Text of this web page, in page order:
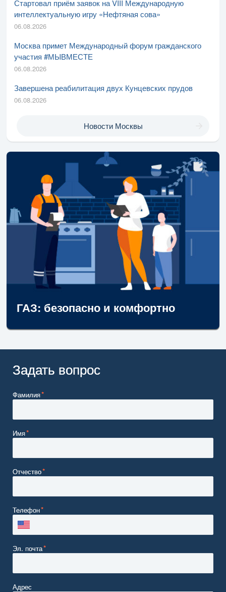
Стартовал приём заявок на VIII Международную
интеллектуальную игру «Нефтяная сова»
06.08.2026
Москва примет Международный форум гражданского
участия #МЫВМЕСТЕ
06.08.2026
Завершена реабилитация двух Кунцевских прудов
06.08.2026
Новости Москвы
ГАЗ: безопасно и комфортно